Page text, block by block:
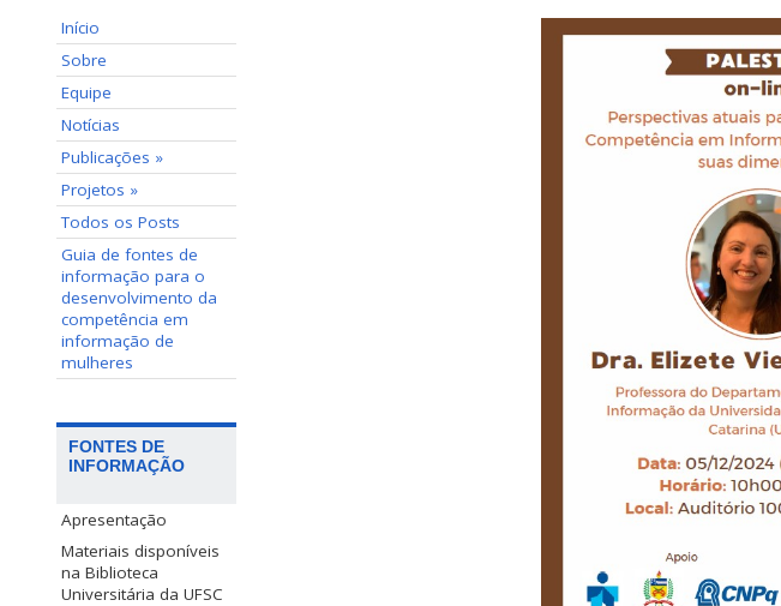
Início
Sobre
Equipe
Notícias
Publicações »
Projetos »
Todos os Posts
Guia de fontes de
informação para o
desenvolvimento da
competência em
informação de
mulheres
FONTES DE
INFORMAÇÃO
Apresentação
Materiais disponíveis
na Biblioteca
Universitária da UFSC